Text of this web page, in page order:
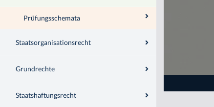
Prüfungsschemata
Staatsorganisationsrecht
Grundrechte
Staatshaftungsrecht